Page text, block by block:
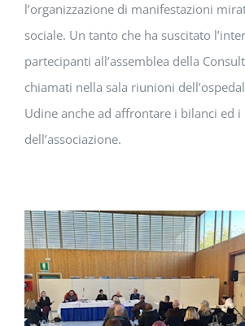
l’organizzazione di manifestazioni
sociale. Un tanto che ha suscitato
partecipanti all’assemblea della
chiamati nella sala riunioni
Udine anche ad affrontare i bilanci ed
dell’associazione.